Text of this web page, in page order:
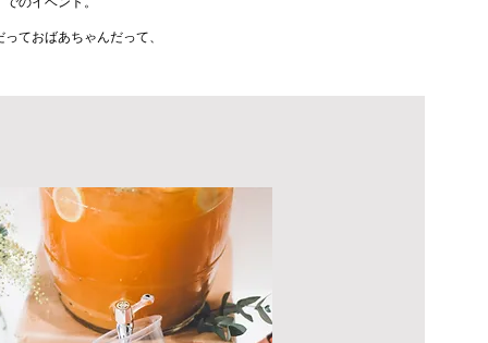
る。アピールポイント入
ておばあちゃんだって、